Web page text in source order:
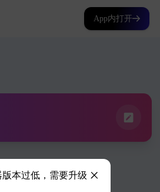
App内打开
版本过低，需要升级